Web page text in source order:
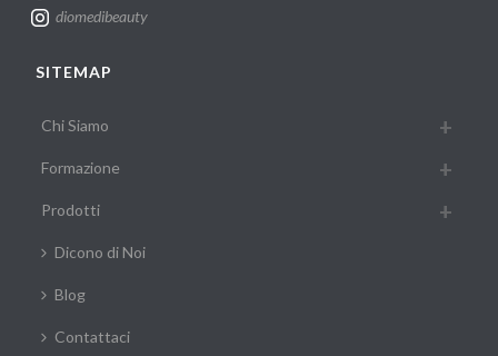
diomedibeauty
SITEMAP
Chi Siamo
Formazione
Prodotti
Dicono di Noi
Blog
Contattaci